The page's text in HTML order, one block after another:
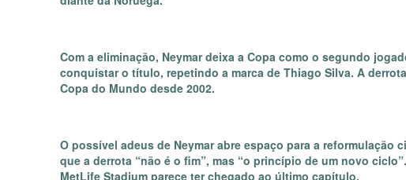
Com a eliminação, Neymar deixa a Copa como o segundo
conquistar o título, repetindo a marca de Thiago Silva. A
Copa do Mundo desde 2002.
O possível adeus de Neymar abre espaço para a
que a derrota “não é o fim”, mas “o princípio de um novo
MetLife Stadium parece ter chegado ao último capítulo.